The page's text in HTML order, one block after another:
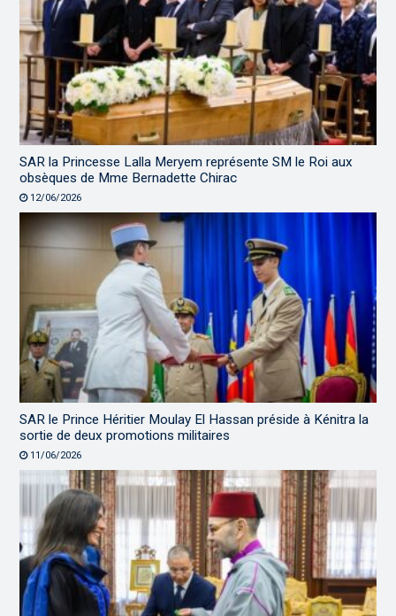
SAR la Princesse Lalla Meryem représente SM le Roi aux
obsèques de Mme Bernadette Chirac
12/06/2026
SAR le Prince Héritier Moulay El Hassan préside à Kénitra la
sortie de deux promotions militaires
11/06/2026